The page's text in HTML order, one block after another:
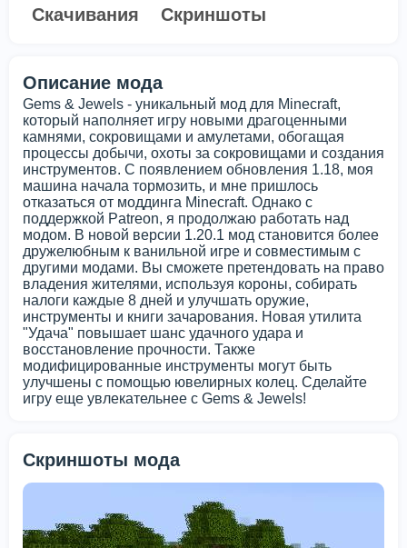
Скачивания Скриншоты
Описание мода
Gems & Jewels - уникальный мод для Minecraft,
который наполняет игру новыми драгоценными
камнями, сокровищами и амулетами, обогащая
процессы добычи, охоты за сокровищами и создания
инструментов. С появлением обновления 1.18, моя
машина начала тормозить, и мне пришлось
отказаться от моддинга Minecraft. Однако с
поддержкой Patreon, я продолжаю работать над
модом. В новой версии 1.20.1 мод становится более
дружелюбным к ванильной игре и совместимым с
другими модами. Вы сможете претендовать на право
владения жителями, используя короны, собирать
налоги каждые 8 дней и улучшать оружие,
инструменты и книги зачарования. Новая утилита
"Удача" повышает шанс удачного удара и
восстановление прочности. Также
модифицированные инструменты могут быть
улучшены с помощью ювелирных колец. Сделайте
игру еще увлекательнее с Gems & Jewels!
Скриншоты мода